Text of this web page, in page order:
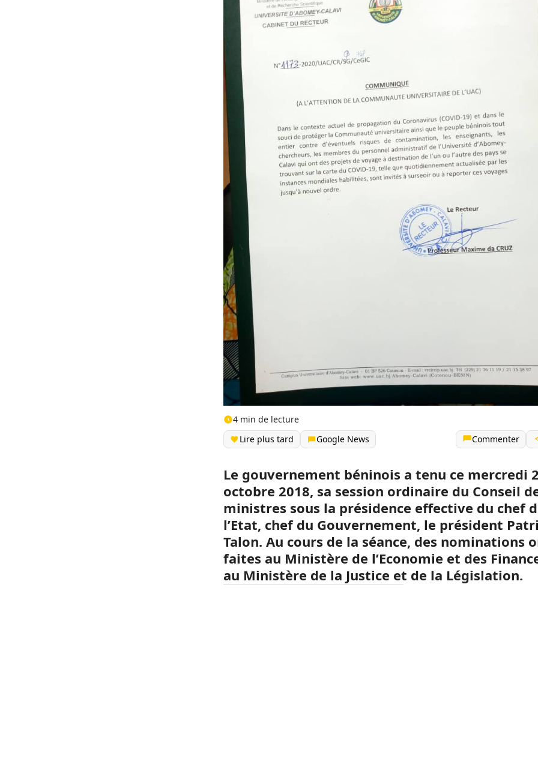
4 min de lecture
Lire plus tard
Google News Commenter
Le gouvernement béninois a tenu ce mercredi
octobre 2018, sa session ordinaire du Conseil
ministres sous la présidence effective du chef
l’Etat, chef du Gouvernement, le président
Talon. Au cours de la séance, des nominations
faites au Ministère de l’Economie et des
au Ministère de la Justice et de la Législation.